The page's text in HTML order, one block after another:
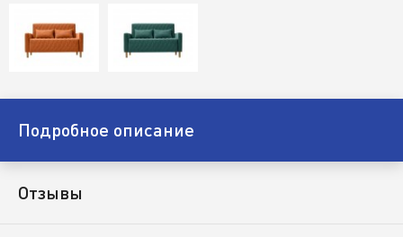
Подробное описание
Отзывы